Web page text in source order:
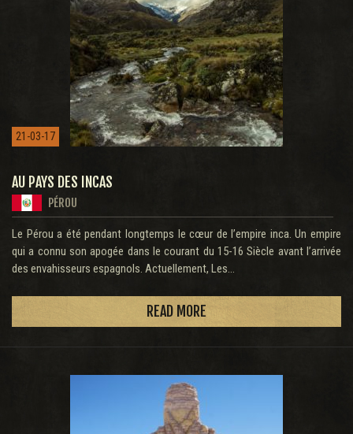
21-03-17
AU PAYS DES INCAS
PÉROU
Le Pérou a été pendant longtemps le cœur de l’empire inca. Un empire
qui a connu son apogée dans le courant du 15-16 Siècle avant l’arrivée
des envahisseurs espagnols. Actuellement, Les...
READ MORE